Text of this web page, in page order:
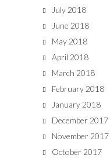
July 2018
June 2018
May 2018
April 2018
March 2018
February 2018
January 2018
December 2017
November 2017
October 2017